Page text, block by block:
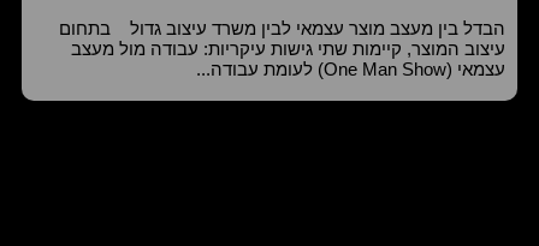
הבדל בין מעצב מוצר עצמאי לבין משרד עיצוב גדול בתחום
עיצוב המוצר, קיימות שתי גישות עיקריות: עבודה מול מעצב
עצמאי (One Man Show) לעומת עבודה...